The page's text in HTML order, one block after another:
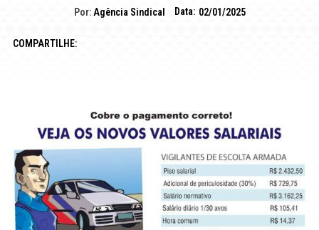
Por: Agência Sindical Data: 02/01/2025
COMPARTILHE: